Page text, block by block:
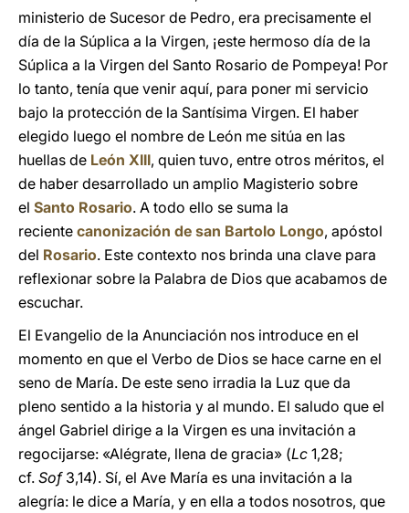
ministerio de Sucesor de Pedro, era precisamente el
día de la Súplica a la Virgen, ¡este hermoso día de la
Súplica a la Virgen del Santo Rosario de Pompeya! Por
lo tanto, tenía que venir aquí, para poner mi servicio
bajo la protección de la Santísima Virgen. El haber
elegido luego el nombre de León me sitúa en las
huellas de León XIII, quien tuvo, entre otros méritos, el
de haber desarrollado un amplio Magisterio sobre
el Santo Rosario. A todo ello se suma la
reciente canonización de san Bartolo Longo, apóstol
del Rosario. Este contexto nos brinda una clave para
reflexionar sobre la Palabra de Dios que acabamos de
escuchar.
El Evangelio de la Anunciación nos introduce en el
momento en que el Verbo de Dios se hace carne en el
seno de María. De este seno irradia la Luz que da
pleno sentido a la historia y al mundo. El saludo que el
ángel Gabriel dirige a la Virgen es una invitación a
regocijarse: «Alégrate, llena de gracia» (Lc 1,28;
cf. Sof3,14). Sí, el Ave María es una invitación a la
alegría: le dice a María, y en ella a todos nosotros, que